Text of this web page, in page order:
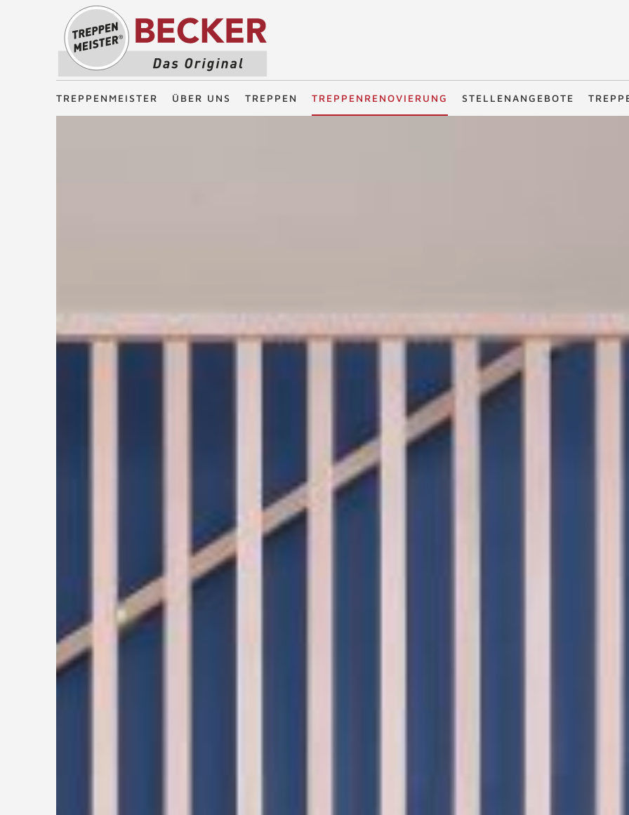
Treppenmeister - Das Original
TREPPENMEISTER ÜBER UNS TREPPEN TREPPENRENOVIERUNG STELLENANGEBOTE